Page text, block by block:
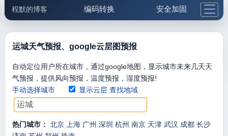
程默的博客 编码转换 安全加固
邮件工具 生活便民
5.1支付宝大红包
运城天气预报、google云层图预报
自动定位用户所在城市，通过google地图，显示城市未来几天天
气预报，提供风向预报，温度预报，湿度预报!
手动选择城市
显示云层 查找地域
热门城市： 北京 上海 广州 深圳 杭州 南京 天津 武汉 成都 长沙